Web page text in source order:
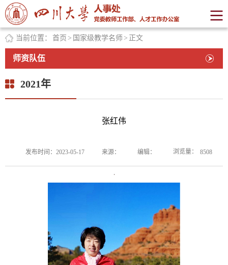
当前位置： 首页 > 国家级教学名师 > 正文
师资队伍
2021年
张红伟
发布时间：2023-05-17 来源： 编辑： 浏览量： 8508